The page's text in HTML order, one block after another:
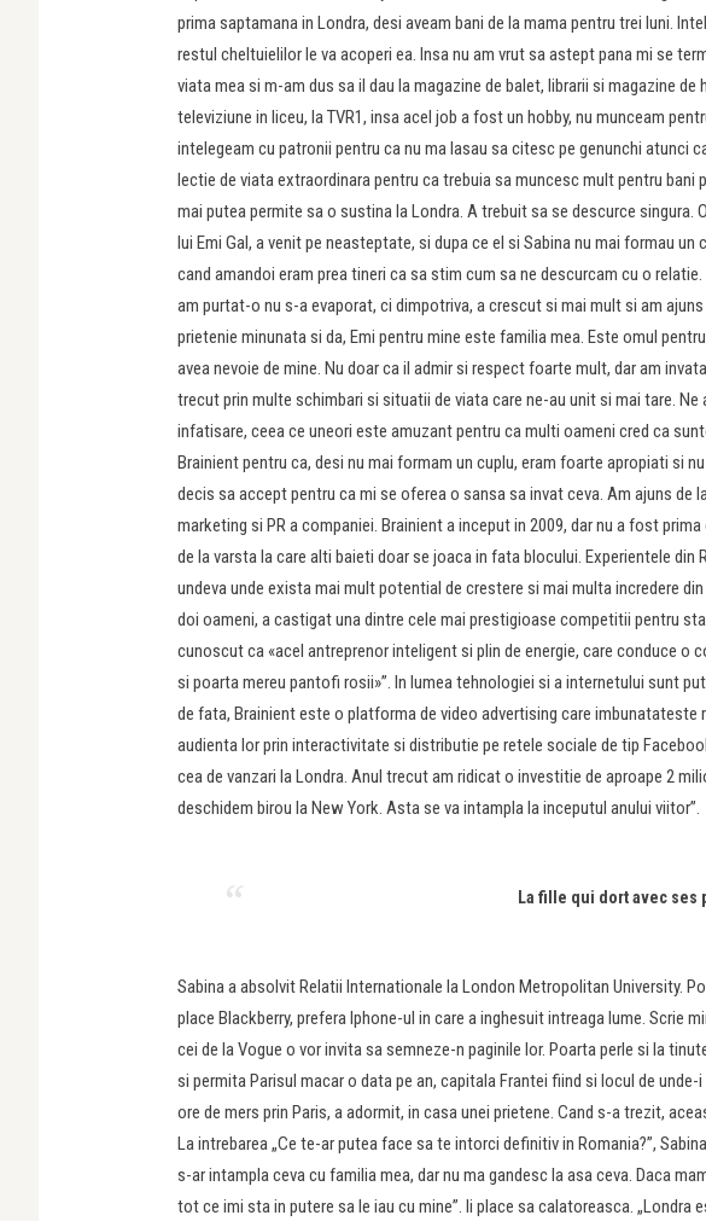
prima saptamana in Londra, desi aveam bani de la mama pentru trei luni.
restul cheltuielilor le va acoperi ea. Insa nu am vrut sa astept pana mi se
viata mea si m-am dus sa il dau la magazine de balet, librarii si magazine de
televiziune in liceu, la TVR1, insa acel job a fost un hobby, nu munceam
intelegeam cu patronii pentru ca nu ma lasau sa citesc pe genunchi atunci
lectie de viata extraordinara pentru ca trebuia sa muncesc mult pentru bani
mai putea permite sa o sustina la Londra. A trebuit sa se descurce singura.
lui Emi Gal, a venit pe neasteptate, si dupa ce el si Sabina nu mai formau
cand amandoi eram prea tineri ca sa stim cum sa ne descurcam cu o
am purtat-o nu s-a evaporat, ci dimpotriva, a crescut si mai mult si am
prietenie minunata si da, Emi pentru mine este familia mea. Este omul
avea nevoie de mine. Nu doar ca il admir si respect foarte mult, dar am
trecut prin multe schimbari si situatii de viata care ne-au unit si mai tare.
infatisare, ceea ce uneori este amuzant pentru ca multi oameni cred ca
Brainient pentru ca, desi nu mai formam un cuplu, eram foarte apropiati si
decis sa accept pentru ca mi se oferea o sansa sa invat ceva. Am ajuns de
marketing si PR a companiei. Brainient a inceput in 2009, dar nu a fost
de la varsta la care alti baieti doar se joaca in fata blocului. Experientele
undeva unde exista mai mult potential de crestere si mai multa incredere
doi oameni, a castigat una dintre cele mai prestigioase competitii pentru
cunoscut ca «acel antreprenor inteligent si plin de energie, care conduce o
si poarta mereu pantofi rosii»”. In lumea tehnologiei si a internetului sunt
de fata, Brainient este o platforma de video advertising care imbunatateste
audienta lor prin interactivitate si distributie pe retele sociale de tip
cea de vanzari la Londra. Anul trecut am ridicat o investitie de aproape 2
deschidem birou la New York. Asta se va intampla la inceputul anului viitor”.
La fille qui dort avec ses
Sabina a absolvit Relatii Internationale la London Metropolitan University.
place Blackberry, prefera Iphone-ul in care a inghesuit intreaga lume. Scrie
cei de la Vogue o vor invita sa semneze-n paginile lor. Poarta perle si la
si permita Parisul macar o data pe an, capitala Frantei fiind si locul de unde-
ore de mers prin Paris, a adormit, in casa unei prietene. Cand s-a trezit,
La intrebarea „Ce te-ar putea face sa te intorci definitiv in Romania?”,
s-ar intampla ceva cu familia mea, dar nu ma gandesc la asa ceva. Daca
tot ce imi sta in putere sa le iau cu mine”. Ii place sa calatoreasca.